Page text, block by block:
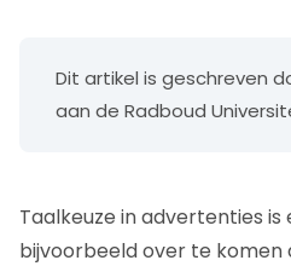
Dit artikel is geschreven
aan de Radboud
Taalkeuze in advertenties
bijvoorbeeld over te komen